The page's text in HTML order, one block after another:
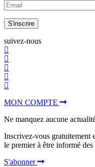
S'inscrire
suivez-nous
MON COMPTE
Ne manquez aucune
Inscrivez-vous gratuitement
le premier à être informé des
S'abonner